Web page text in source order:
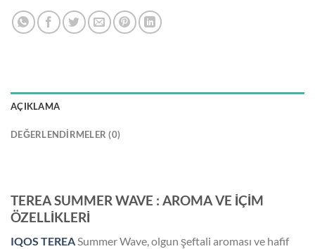
AÇIKLAMA
DEĞERLENDIRMELER (0)
TEREA SUMMER WAVE : AROMA VE İÇİM
ÖZELLİKLERİ
IQOS TEREASummer Wave, olgun şeftali aroması ve hafif